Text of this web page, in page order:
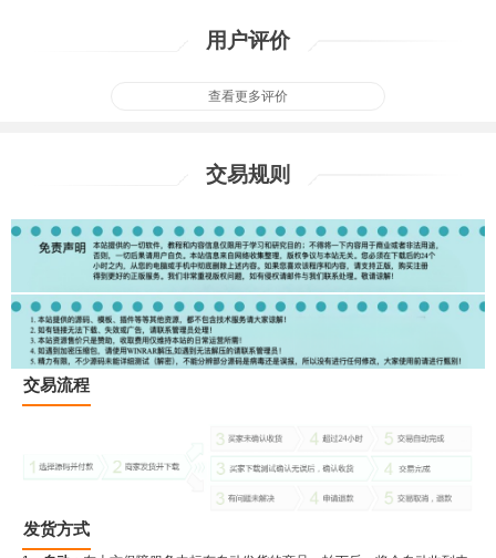
用户评价
查看更多评价
交易规则
交易流程
发货方式